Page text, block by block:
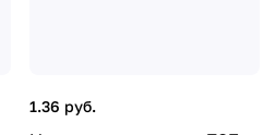
1.36 руб.